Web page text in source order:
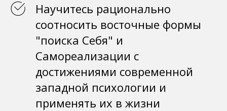
Научитесь рационально
соотносить восточные формы
"поиска Себя" и
Самореализации с
достижениями современной
западной психологии и
применять их в жизни